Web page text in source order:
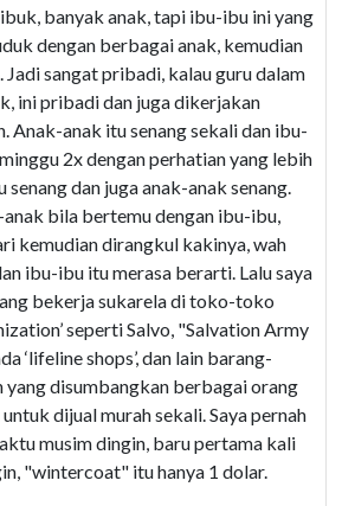
banyak anak, tapi ibu-ibu ini yang
dengan berbagai anak, kemudian
Jadi sangat pribadi, kalau guru dalam
ini pribadi dan juga dikerjakan
Anak-anak itu senang sekali dan ibu-
2x dengan perhatian yang lebih
senang dan juga anak-anak senang.
bila bertemu dengan ibu-ibu,
kemudian dirangkul kakinya, wah
ibu-ibu itu merasa berarti. Lalu saya
bekerja sukarela di toko-toko
seperti Salvo, "Salvation Army
‘lifeline shops’, dan lain barang-
yang disumbangkan berbagai orang
dijual murah sekali. Saya pernah
musim dingin, baru pertama kali
"wintercoat" itu hanya 1 dolar.